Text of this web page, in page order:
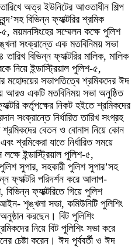
অত্র ইউনিটের আওতাধীন শিল্প
বিভিন্ন ফ্যাক্টরির শ্রমিক
৫, ময়মনসিংহের সম্মেলন কক্ষে পুলিশ
সংক্রান্তে এক মতবিনিময় সভা
বিভিন্ন ফ্যাক্টরির মালিক, মালিক
নিয়ে ইন্ডাস্ট্রিয়াল পুলিশ-৫,
মহোদয়ের সভাপতিত্বে শ্রমিকদের ঈদ
আরও একটি মতবিনিময় সভা অনুষ্ঠিত
কর্তৃপক্ষের নিকট হইতে শ্রমিকদের
সংক্রান্তে নির্ধারিত তারিখ সংগ্রহ
বেতন ও বোনাস নিয়ে কোন
যাতে নির্ধারিত সময়ে
ইন্ডাস্ট্রিয়াল পুলিশ-৫,
সুপার, সহকারী পুলিশ সুপার’সহ
ফ্যাক্টরি পরিদর্শন করে আলাপ-
ফ্যাক্টরিতে গিয়ে পুলিশ
শৃঙ্খলা সভা, কমিউনিটি পুলিশিং
করছেন। বিট পুলিশিং
নিয়ে বিট পুলিশিং সভা করে
চেষ্টা করেন। ঈদ পূর্ববর্তী ও ঈদ